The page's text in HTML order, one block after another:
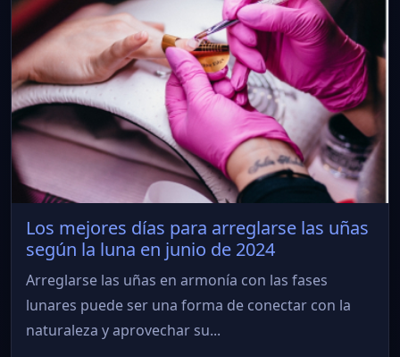
Los mejores días para arreglarse las uñas
según la luna en junio de 2024
Arreglarse las uñas en armonía con las fases
lunares puede ser una forma de conectar con la
naturaleza y aprovechar su...